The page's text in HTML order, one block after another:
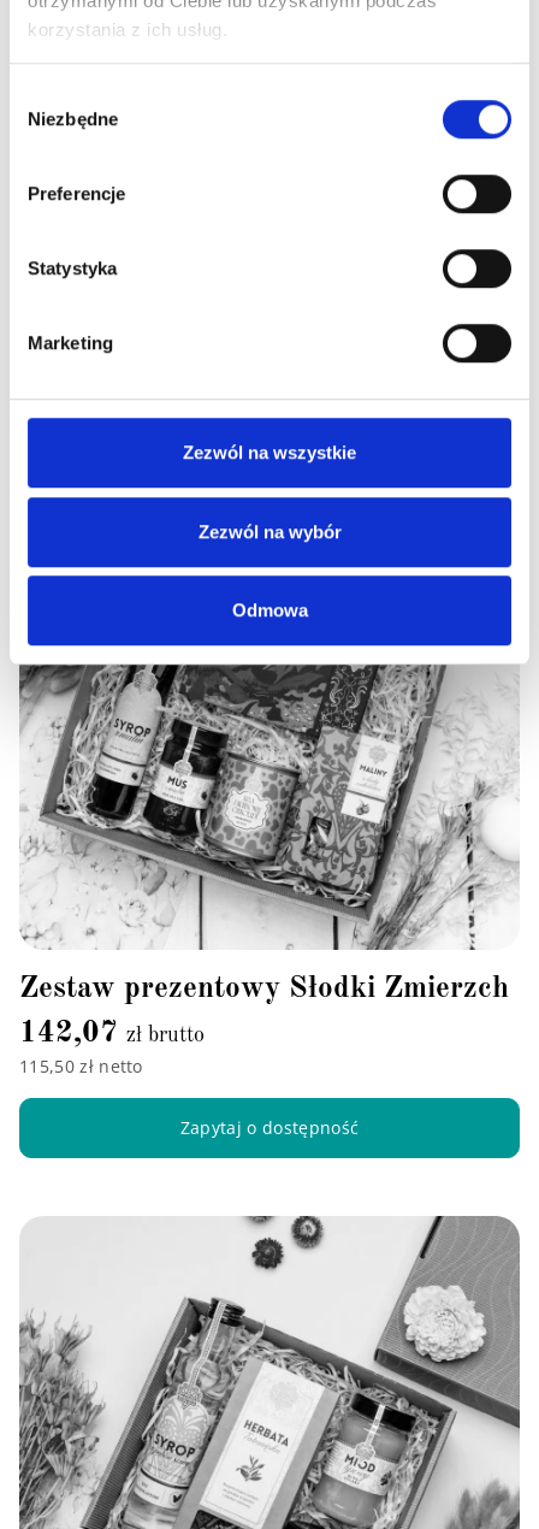
korzystania z ich usług.
zgody
Niezbędne
Preferencje
Statystyka
Marketing
Zezwól na wszystkie
Zezwól na wybór
Odmowa
Zestaw prezentowy Słodkie
100,86
Zestaw prezentowy Słodki Zmierzch
142,07 zł brutto
115,50 zł netto
Zapytaj o dostępność